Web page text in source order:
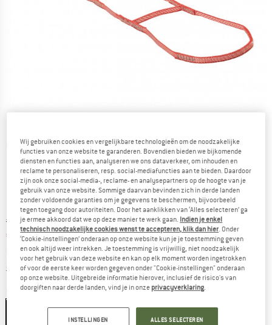
Gedetailleerde foto's
Oorspronkelijke prijs :
€ 55,95
Prijs:
€ 50,36 incl. BTW
Basisprijs:€ 35,97/ m
excl. VerzendkostenInformatie over de verzendkosten. Opent in een
Kleur:Red / White
Red / White
Wij gebruiken cookies en vergelijkbare technologieën om de noodzakelijke
functies van onze website te garanderen. Bovendien bieden we bijkomende
diensten en functies aan, analyseren we ons dataverkeer, om inhouden en
reclame te personaliseren, resp. social-mediafuncties aan te bieden. Daardoor
zijn ook onze social-media-, reclame- en analysepartners op de hoogte van je
gebruik van onze website. Sommige daarvan bevinden zich in derde landen
zonder voldoende garanties om je gegevens te beschermen, bijvoorbeeld
tegen toegang door autoriteiten. Door het aanklikken van ‘Alles selecteren’ ga
je ermee akkoord dat we op deze manier te werk gaan. Indien je enkel
technisch noodzakelijke cookies wenst te accepteren, klik dan hier. Onder
‘Cookie-instellingen’ onderaan op onze website kun je je toestemming geven
en ook altijd weer intrekken. Je toestemming is vrijwillig, niet noodzakelijk
voor het gebruik van deze website en kan op elk moment worden ingetrokken
of voor de eerste keer worden gegeven onder "Cookie-instellingen" onderaan
op onze website. Uitgebreide informatie hierover, inclusief de risico's van
doorgiften naar derde landen, vind je in onze privacyverklaring.
INSTELLINGEN ALLES SELECTEREN